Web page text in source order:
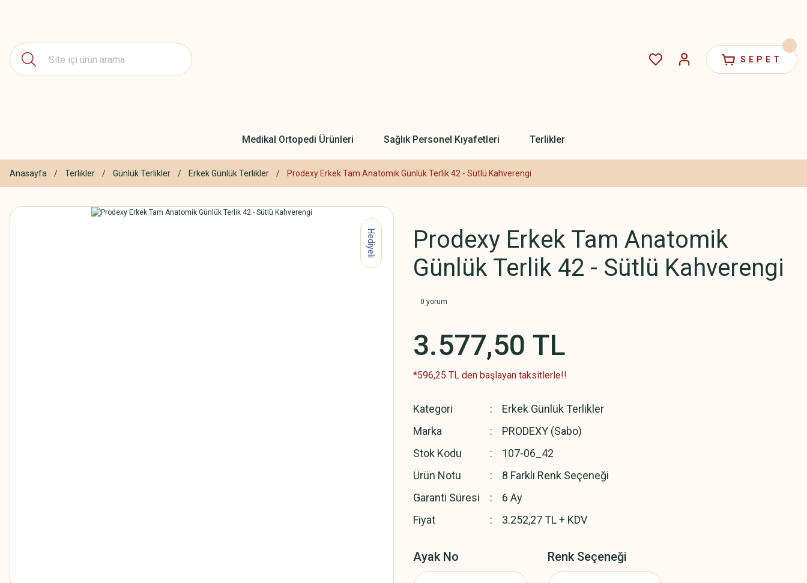
SEPET
Medikal Ortopedi Ürünleri Sağlık Personel Kıyafetleri Terlikler
Anasayfa Terlikler Günlük Terlikler Erkek Günlük Terlikler Prodexy Erkek Tam Anatomik Günlük Terlik 42 - Sütlü Kahverengi
Hediyeli
Prodexy Erkek Tam Anatomik
Günlük Terlik 42 - Sütlü Kahverengi
0 yorum
3.577,50 TL
*596,25 TL den başlayan taksitlerle!!
Kategori
Erkek Günlük Terlikler
Marka
PRODEXY (Sabo)
Stok Kodu
107-06_42
Ürün Notu
8 Farklı Renk Seçeneği
Garanti Süresi
6 Ay
Fiyat
3.252,27 TL + KDV
Ayak No Renk Seçeneği